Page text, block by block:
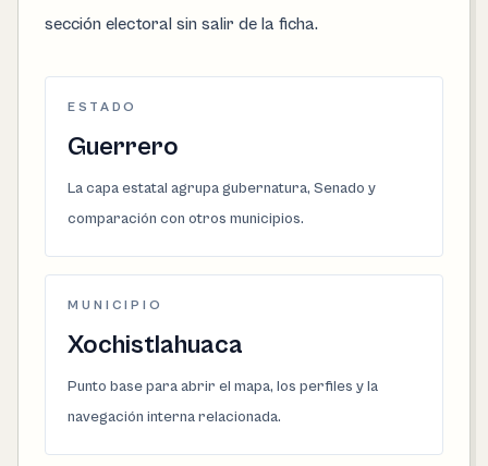
sección electoral sin salir de la ficha.
ESTADO
Guerrero
La capa estatal agrupa gubernatura, Senado y
comparación con otros municipios.
MUNICIPIO
Xochistlahuaca
Punto base para abrir el mapa, los perfiles y la
navegación interna relacionada.